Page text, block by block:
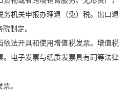
机关申报办理退（免）税。出口退
制定。
法开具和使用增值税发票。增值税
。电子发票与纸质发票具有同等法律
。